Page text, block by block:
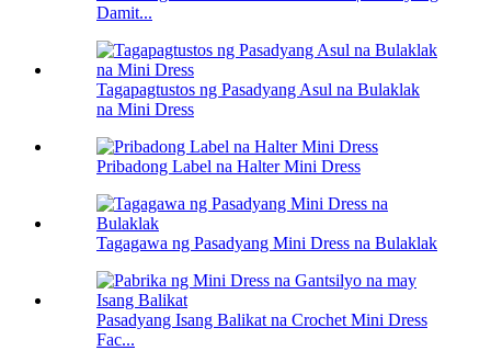
Damit...
Tagapagtustos ng Pasadyang Asul na Bulaklak
na Mini Dress
Pribadong Label na Halter Mini Dress
Tagagawa ng Pasadyang Mini Dress na Bulaklak
Pasadyang Isang Balikat na Crochet Mini Dress
Fac...